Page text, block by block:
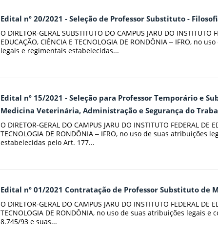
Edital nº 20/2021 - Seleção de Professor Substituto -
O DIRETOR-GERAL SUBSTITUTO DO CAMPUS JARU DO INSTITUTO
EDUCAÇÃO, CIÊNCIA E TECNOLOGIA DE RONDÔNIA ‒ IFRO, no
legais e regimentais estabelecidas...
Edital nº 15/2021 - Seleção para Professor Temporário e
Medicina Veterinária, Administração e Segurança do
O DIRETOR-GERAL DO CAMPUS JARU DO INSTITUTO FEDERAL DE
TECNOLOGIA DE RONDÔNIA ‒ IFRO, no uso de suas atribuições
estabelecidas pelo Art. 177...
Edital nº 01/2021 Contratação de Professor Substituto de
O DIRETOR-GERAL DO CAMPUS JARU DO INSTITUTO FEDERAL DE
TECNOLOGIA DE RONDÔNIA, no uso de suas atribuições legais e
8.745/93 e suas...